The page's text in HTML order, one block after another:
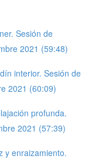
Sesión de
2021 (59:48)
interior. Sesión de
2021 (60:09)
profunda.
2021 (57:39)
y enraizamiento.